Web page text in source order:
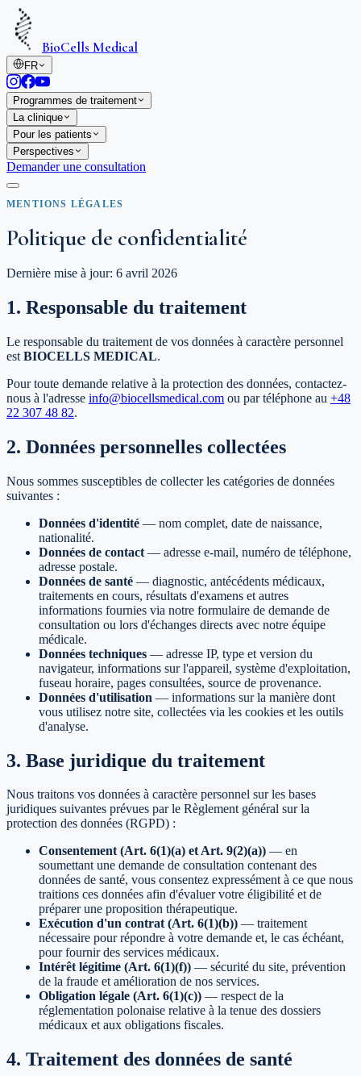
BioCells Medical
FR
Programmes de traitement
La clinique
Pour les patients
Perspectives
Demander une consultation
MENTIONS LÉGALES
Politique de confidentialité
Dernière mise à jour: 6 avril 2026
1. Responsable du traitement
Le responsable du traitement de vos données à caractère personnel
est BIOCELLS MEDICAL.
Pour toute demande relative à la protection des données, contactez-
nous à l'adresse info@biocellsmedical.com ou par téléphone au +48
22 307 48 82.
2. Données personnelles collectées
Nous sommes susceptibles de collecter les catégories de données
suivantes :
Données d'identité — nom complet, date de naissance,
nationalité.
Données de contact — adresse e-mail, numéro de téléphone,
adresse postale.
Données de santé — diagnostic, antécédents médicaux,
traitements en cours, résultats d'examens et autres
informations fournies via notre formulaire de demande de
consultation ou lors d'échanges directs avec notre équipe
médicale.
Données techniques — adresse IP, type et version du
navigateur, informations sur l'appareil, système d'exploitation,
fuseau horaire, pages consultées, source de provenance.
Données d'utilisation — informations sur la manière dont
vous utilisez notre site, collectées via les cookies et les outils
d'analyse.
3. Base juridique du traitement
Nous traitons vos données à caractère personnel sur les bases
juridiques suivantes prévues par le Règlement général sur la
protection des données (RGPD) :
Consentement (Art. 6(1)(a) et Art. 9(2)(a)) — en
soumettant une demande de consultation contenant des
données de santé, vous consentez expressément à ce que nous
traitions ces données afin d'évaluer votre éligibilité et de
préparer une proposition thérapeutique.
Exécution d'un contrat (Art. 6(1)(b)) — traitement
nécessaire pour répondre à votre demande et, le cas échéant,
pour fournir des services médicaux.
Intérêt légitime (Art. 6(1)(f)) — sécurité du site, prévention
de la fraude et amélioration de nos services.
Obligation légale (Art. 6(1)(c)) — respect de la
réglementation polonaise relative à la tenue des dossiers
médicaux et aux obligations fiscales.
4. Traitement des données de santé